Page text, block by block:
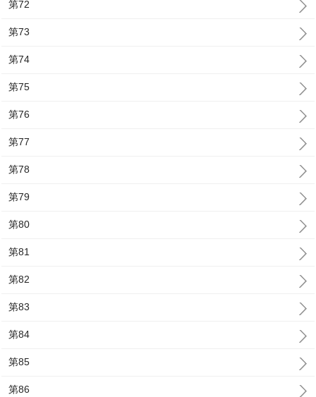
第72
第73
第74
第75
第76
第77
第78
第79
第80
第81
第82
第83
第84
第85
第86